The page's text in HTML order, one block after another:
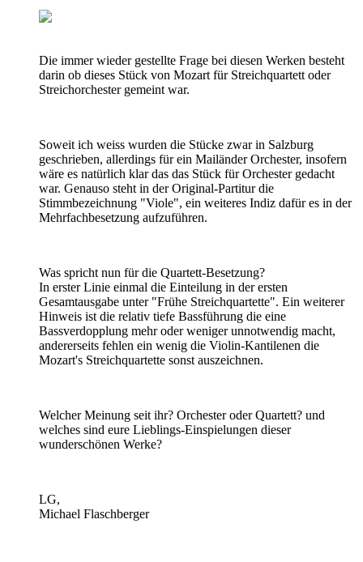
Die immer wieder gestellte Frage bei diesen Werken besteht
darin ob dieses Stück von Mozart für Streichquartett oder
Streichorchester gemeint war.
Soweit ich weiss wurden die Stücke zwar in Salzburg
geschrieben, allerdings für ein Mailänder Orchester, insofern
wäre es natürlich klar das das Stück für Orchester gedacht
war. Genauso steht in der Original-Partitur die
Stimmbezeichnung "Viole", ein weiteres Indiz dafür es in der
Mehrfachbesetzung aufzuführen.
Was spricht nun für die Quartett-Besetzung?
In erster Linie einmal die Einteilung in der ersten
Gesamtausgabe unter "Frühe Streichquartette". Ein weiterer
Hinweis ist die relativ tiefe Bassführung die eine
Bassverdopplung mehr oder weniger unnotwendig macht,
andererseits fehlen ein wenig die Violin-Kantilenen die
Mozart's Streichquartette sonst auszeichnen.
Welcher Meinung seit ihr? Orchester oder Quartett? und
welches sind eure Lieblings-Einspielungen dieser
wunderschönen Werke?
LG,
Michael Flaschberger